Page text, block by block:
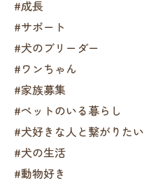
#成長
#サポート
#犬のブリーダー
#ワンちゃん
#家族募集
#ペットのいる暮らし
#犬好きな人と繋がりたい
#犬の生活
#動物好き